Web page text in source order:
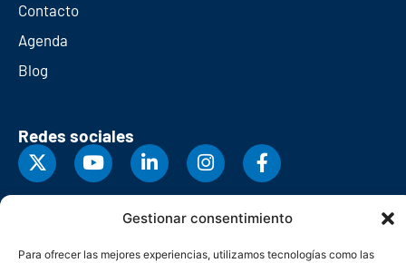
Gestionar consentimiento
Para ofrecer las mejores experiencias, utilizamos tecnologías como las
Contacto
Agenda
Blog
Redes sociales